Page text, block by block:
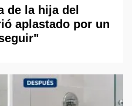
de la hija del
aplastado por un